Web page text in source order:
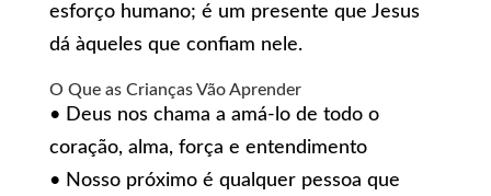
esforço humano; é um presente que Jesus
dá àqueles que confiam nele.
O Que as Crianças Vão Aprender
• Deus nos chama a amá-lo de todo o
coração, alma, força e entendimento
• Nosso próximo é qualquer pessoa que